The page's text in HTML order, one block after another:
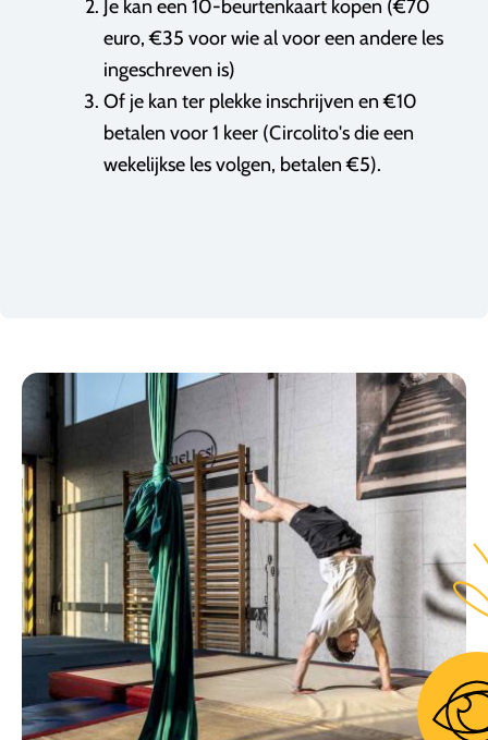
Je kan een 10-beurtenkaart kopen (€70
euro, €35 voor wie al voor een andere les
ingeschreven is)
Of je kan ter plekke inschrijven en €10
betalen voor 1 keer (Circolito's die een
wekelijkse les volgen, betalen €5).